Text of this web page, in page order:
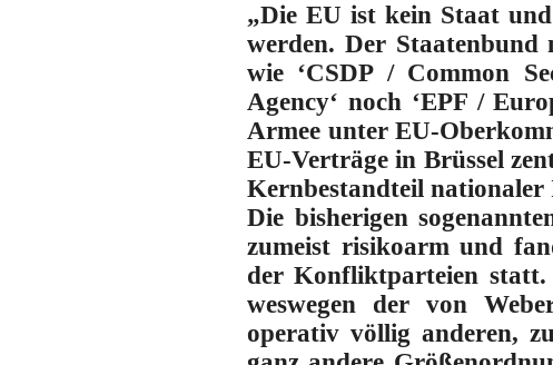
„Die EU ist kein Staat
werden. Der Staatenbund
wie ‘CSDP / Common
Agency‘ noch ‘EPF /
Armee unter EU-
EU-Verträge in Brüssel
Kernbestandteil
Die bisherigen
zumeist risikoarm und
der Konfliktparteien statt.
weswegen der von
operativ völlig anderen,